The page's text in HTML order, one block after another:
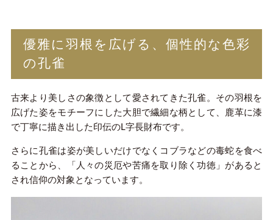
優雅に羽根を広げる、個性的な色彩
の孔雀
古来より美しさの象徴として愛されてきた孔雀。その羽根を
広げた姿をモチーフにした大胆で繊細な柄として、鹿革に漆
で丁寧に描き出した印伝のL字長財布です。
さらに孔雀は姿が美しいだけでなくコブラなどの毒蛇を食べ
ることから、「人々の災厄や苦痛を取り除く功徳」があると
され信仰の対象となっています。